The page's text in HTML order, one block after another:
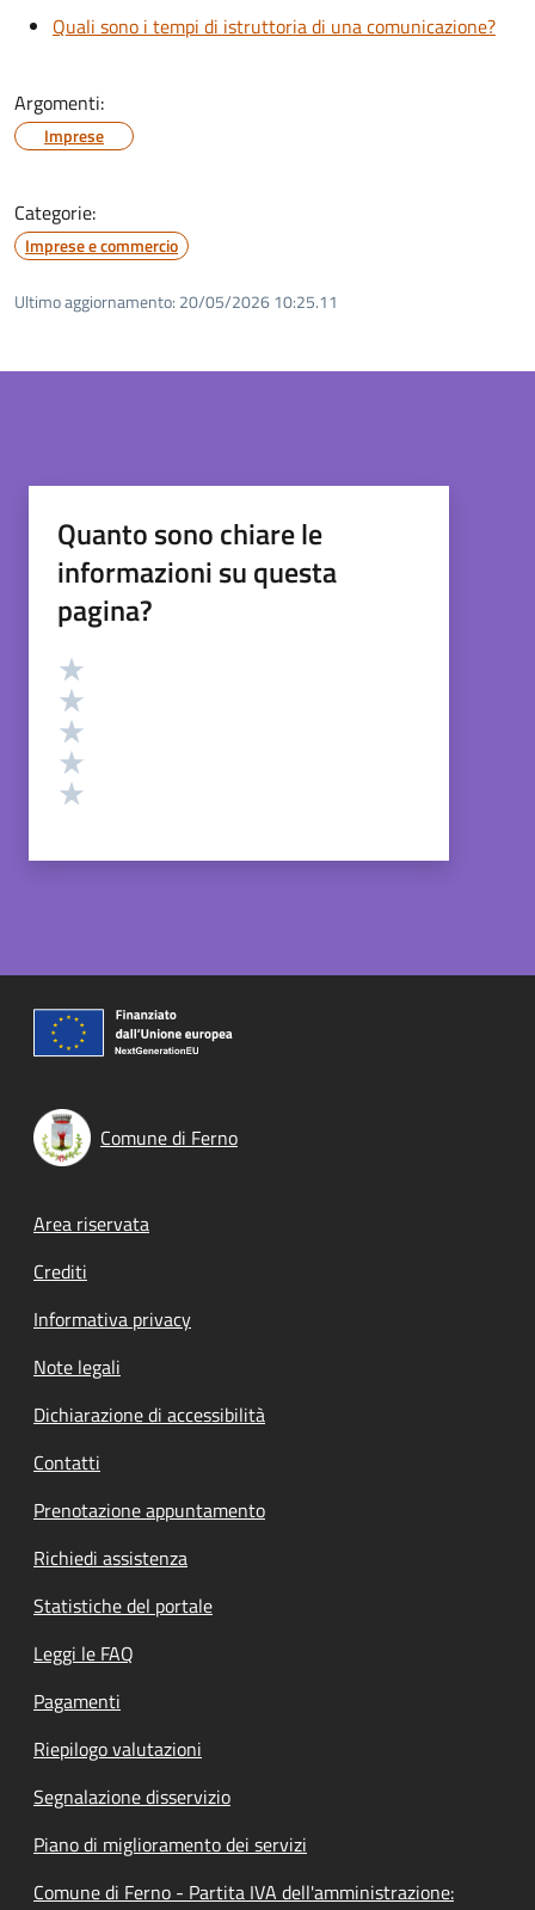
Quali sono i tempi di istruttoria di una comunicazione?
Argomenti:
Imprese
Categorie:
Imprese e commercio
Ultimo aggiornamento: 20/05/2026 10:25.11
Quanto sono chiare le
informazioni su questa
pagina?
Valutazione
Comune di Ferno
Footer menu
Area riservata
Crediti
Informativa privacy
Note legali
Dichiarazione di accessibilità
Contatti
Prenotazione appuntamento
Richiedi assistenza
Statistiche del portale
Leggi le FAQ
Pagamenti
Riepilogo valutazioni
Segnalazione disservizio
Piano di miglioramento dei servizi
Comune di Ferno - Partita IVA dell'amministrazione: